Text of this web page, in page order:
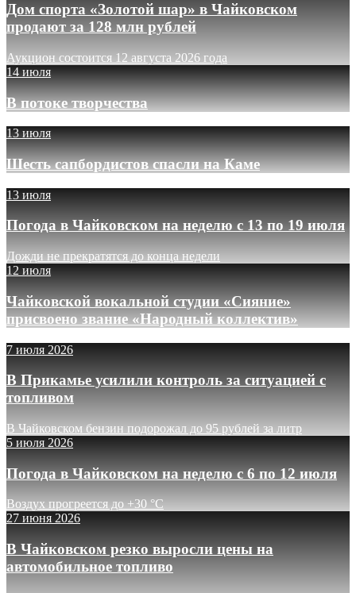
Дом спорта «Золотой шар» в Чайковском
продают за 128 млн рублей
Аукцион состоится 12 августа 2026 года
14 июля
В потоке творчества
13 июля
Шесть сапбордистов спасли на Каме
13 июля
Погода в Чайковском на неделю с 13 по 19 июля
Дожди не прекратятся до конца недели
12 июля
Чайковской вокальной студии «Сияние»
присвоено звание «Народный коллектив»
7 июля 2026
В Прикамье усилили контроль за ситуацией с
топливом
В Чайковском бензин подорожал до 95 рублей за литр
5 июля 2026
Погода в Чайковском на неделю с 6 по 12 июля
Воздух прогреется до +30 °C
27 июня 2026
В Чайковском резко выросли цены на
автомобильное топливо